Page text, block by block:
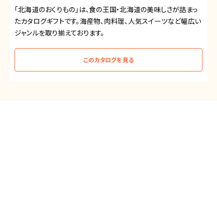
「北海道のおくりもの」は、食の王国・北海道の美味しさが詰まっ
たカタログギフトです。海産物、肉料理、人気スイーツなど幅広い
ジャンルを取り揃えております。
このカタログを見る